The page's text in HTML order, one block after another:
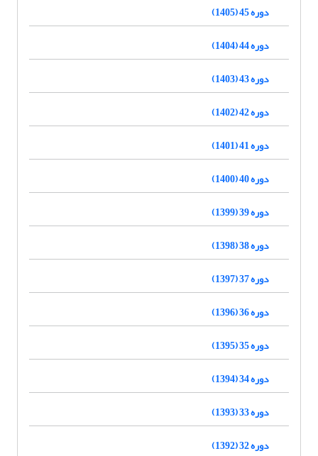
دوره 45 (1405)
دوره 44 (1404)
دوره 43 (1403)
دوره 42 (1402)
دوره 41 (1401)
دوره 40 (1400)
دوره 39 (1399)
دوره 38 (1398)
دوره 37 (1397)
دوره 36 (1396)
دوره 35 (1395)
دوره 34 (1394)
دوره 33 (1393)
دوره 32 (1392)